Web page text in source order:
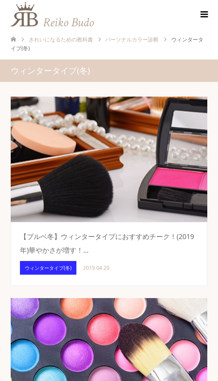
きれいになるための教科書 パーソナルカラー診断
ウィンタータ
イプ(冬)
ウィンタータイプ(冬)
【ブルベ冬】ウィンタータイプにおすすめチーク！(2019
年)華やかさが増す！…
ウィンタータイプ(冬) 2019.04.20